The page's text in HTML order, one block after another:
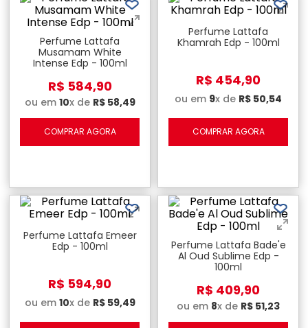
Perfume Lattafa
Musamam White
Intense Edp - 100ml
R$ 584,90
ou em 10x de R$ 58,49
COMPRAR AGORA
Perfume Lattafa
Khamrah Edp - 100ml
R$ 454,90
ou em 9x de R$ 50,54
COMPRAR AGORA
Perfume Lattafa Emeer
Edp - 100ml
R$ 594,90
ou em 10x de R$ 59,49
Perfume Lattafa Bade'e
Al Oud Sublime Edp -
100ml
R$ 409,90
ou em 8x de R$ 51,23